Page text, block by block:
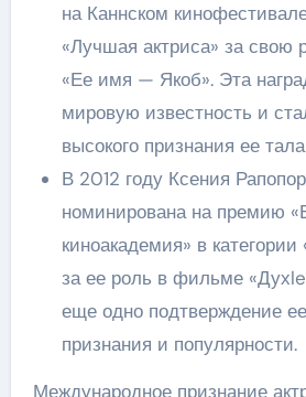
на Каннском
«Лучшая актриса» за свою
«Ее имя — Якоб». Эта
мировую известность и
высокого признания ее
В 2012 году Ксения
номинирована на премию
киноакадемия» в
за ее роль в фильме
еще одно подтверждение
признания и популярности.
Международное признание